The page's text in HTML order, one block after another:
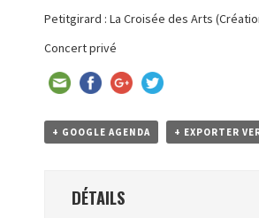
Petitgirard : La Croisée des Arts
Concert privé
+ GOOGLE AGENDA + EXPORTER
DÉTAILS